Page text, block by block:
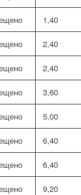
1,40
2,40
2,40
3,60
5,00
6,40
6,40
9,20